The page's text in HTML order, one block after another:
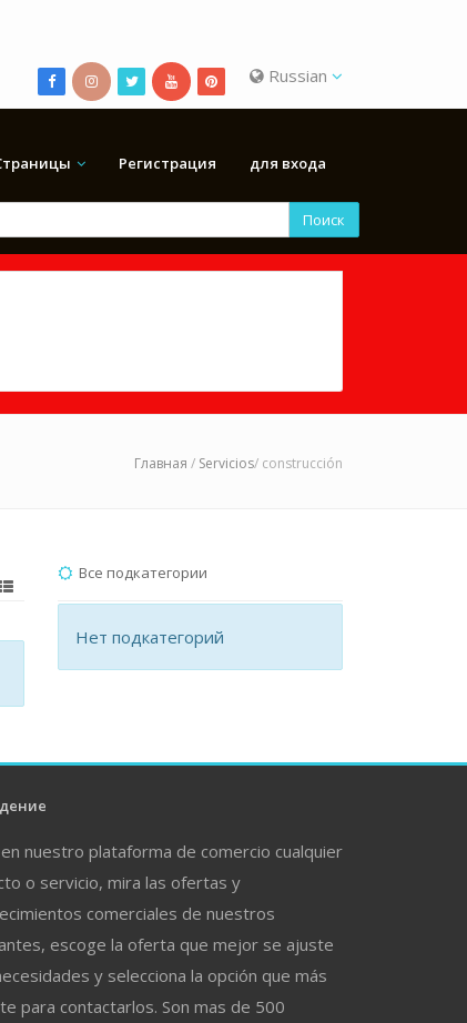
Russian
Регистрация для входа
Поиск
Главная / Servicios/ construcción
Все подкатегории
Нет подкатегорий
nuestro plataforma de comercio cualquier
o servicio, mira las ofertas y
comerciales de nuestros
escoge la oferta que mejor se ajuste
y selecciona la opción que más
para contactarlos. Son mas de 500